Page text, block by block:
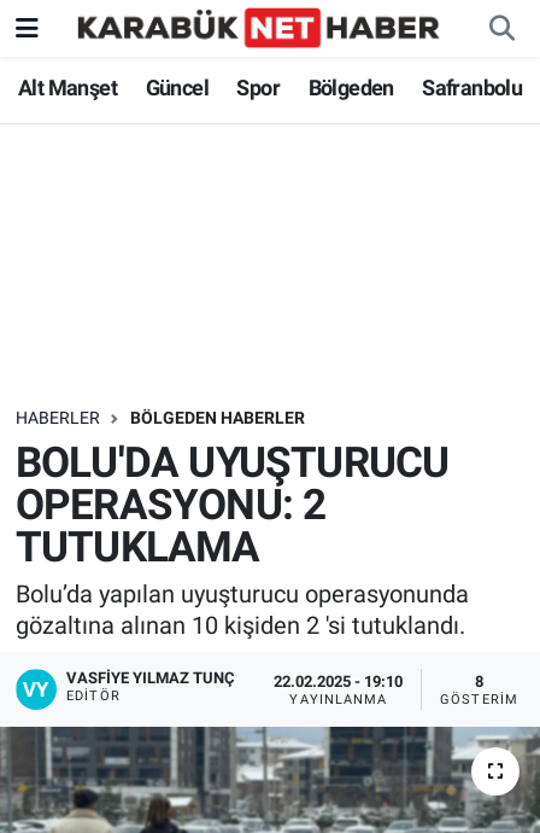
Alt Manşet Güncel Spor Bölgeden Safranbolu
HABERLER BÖLGEDEN HABERLER
BOLU'DA UYUŞTURUCU
OPERASYONU: 2
TUTUKLAMA
Bolu’da yapılan uyuşturucu operasyonunda
gözaltına alınan 10 kişiden 2 'si tutuklandı.
VASFIYE YILMAZ TUNÇ
EDITÖR
22.02.2025 - 19:10
YAYINLANMA
8
GÖSTERIM